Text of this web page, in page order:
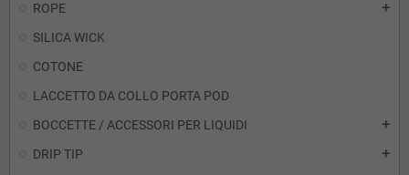
ROPE add
SILICA WICK
COTONE
LACCETTO DA COLLO PORTA POD
BOCCETTE / ACCESSORI PER LIQUIDI
add
DRIP TIP add